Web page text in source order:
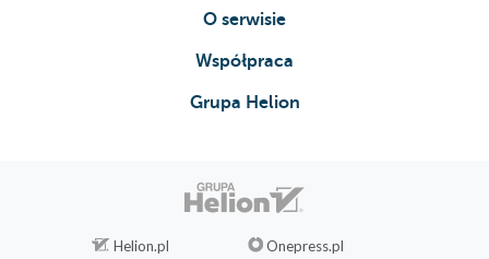
O serwisie
Współpraca
Grupa Helion
Helion.pl Onepress.pl